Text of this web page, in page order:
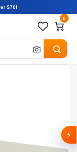
$70!
0
⚡